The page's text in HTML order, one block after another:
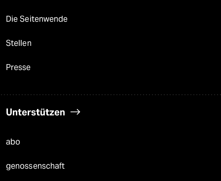
Die Seitenwende
Stellen
Presse
Unterstützen
abo
genossenschaft